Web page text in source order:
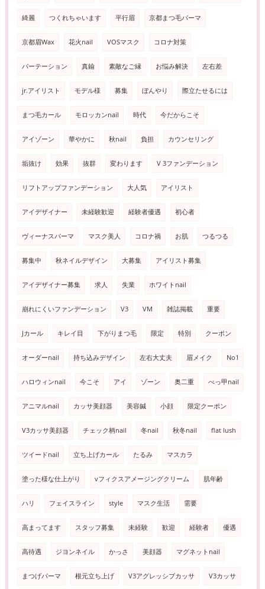
綺麗 つくれちゃいます 平行眉 京都まつ毛パーマ
京都眉Wax 花火nail VOSマスク コロナ対策
パーテーション 真鍮 素敵なご縁 お悩み解決 左右差
jr.アイリスト モデル様 募集 ぼんやり 際立たせるには
まつ毛カール モロッカンnail 時代 今だからこそ
アイゾーン 華やかに 秋nail 負担 カウンセリング
垢抜け 効果 抜群 変わります V 3ファンデーション
リフトアップファンデーション 大人気 アイリスト
アイデザイナー 未経験歓迎 経験者優遇 初心者
ヴィーナスパーマ マスク美人 コロナ禍 お肌 つるつる
募集中 秋ネイルデザイン 大募集 アイリスト募集
アイデザイナー募集 求人 失業 ホワイトnail
崩れにくいファンデーション V3 VM 雑誌掲載 重要
Jカール キレイ目 下がりまつ毛 限定 特別 クーポン
オーダーnail 持ち込みデザイン 左右大丈夫 眉メイク No1
ハロウィンnail 今こそ アイ ゾーン 奥二重 べっ甲nail
アニマルnail カッサ美顔器 美容鍼 小顔 限定クーポン
V3カッサ美顔器 チェック柄nail 冬nail 秋冬nail flat lush
ツイードnail 立ち上げカール たるみ マスカラ
塗った様な仕上がり vフィクスアメージングクリーム 肌年齢
ハリ フェイスライン style マスク生活 需要
高まってます スタッフ募集 未経験 歓迎 経験者 優遇
高待遇 ジヨンネイル かっさ 美顔器 マグネットnail
まつげパーマ 根元立ち上げ V3アグレッシブカッサ V3カッサ